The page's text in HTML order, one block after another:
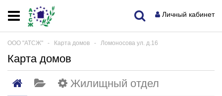
Личный кабинет
ООО "АТСЖ" ‐ Карта домов ‐ Ломоносова ул. д.16
Карта домов
Жилищный отдел